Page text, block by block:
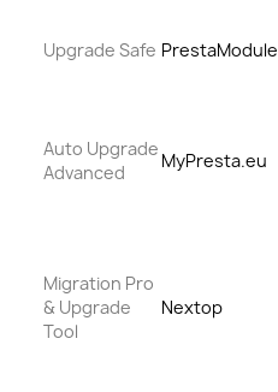
Upgrade Safe PrestaModule
Auto Upgrade
Advanced
MyPresta.eu
Migration Pro
& Upgrade
Tool
Nextop